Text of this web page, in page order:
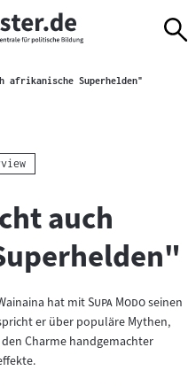
afrikanische Superhelden"Aktuelle
auch
hat mit"
Supa Modo"seinen
er über populäre Mythen,
Charme handgemachter